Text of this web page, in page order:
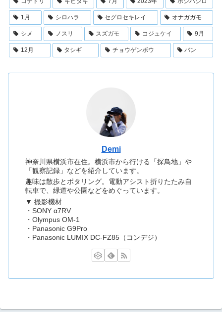
1月 シロハラ セグロセキレイ オナガガモ
シメ ノスリ スズガモ コジュケイ 9月
12月 タシギ チョウゲンボウ バン
Demi
神奈川県横浜市在住。横浜市から行ける「探鳥地」や
「観察記録」などを紹介しています。
趣味は散歩とポタリング。電動アシスト折りたたみ自
転車で、緑道や公園などをめぐっています。
▼ 撮影機材
・SONY α7RV
・Olympus OM-1
・Panasonic G9Pro
・Panasonic LUMIX DC-FZ85（コンデジ）